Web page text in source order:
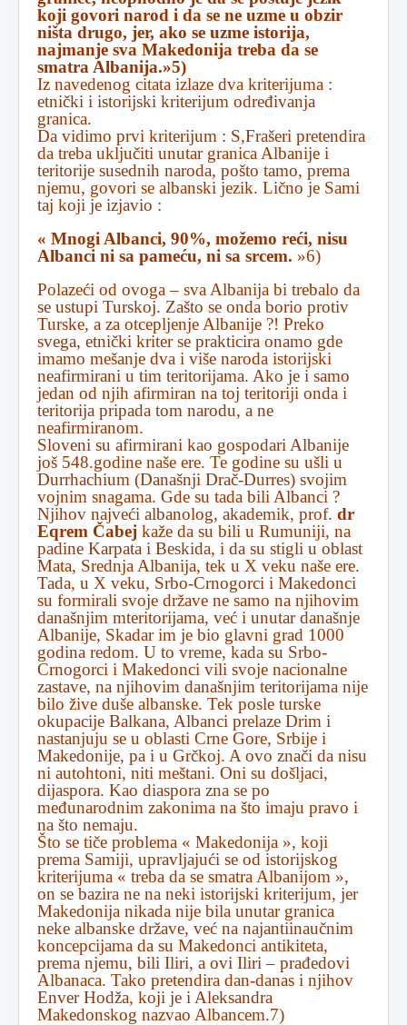
koji govori narod i da se ne uzme u obzir
ništa drugo, jer, ako se uzme istorija,
najmanje sva Makedonija treba da se
smatra Albanija.»5)
Iz navedenog citata izlaze dva kriterijuma :
etnički i istorijski kriterijum određivanja
granica.
Da vidimo prvi kriterijum : S,Frašeri pretendira
da treba uključiti unutar granica Albanije i
teritorije susednih naroda, pošto tamo, prema
njemu, govori se albanski jezik. Lično je Sami
taj koji je izjavio :
« Mnogi Albanci, 90%, možemo reći, nisu
Albanci ni sa pameću, ni sa srcem. »6)
Polazeći od ovoga – sva Albanija bi trebalo da
se ustupi Turskoj. Zašto se onda borio protiv
Turske, a za otcepljenje Albanije ?! Preko
svega, etnički kriter se prakticira onamo gde
imamo mešanje dva i više naroda istorijski
neafirmirani u tim teritorijama. Ako je i samo
jedan od njih afirmiran na toj teritoriji onda i
teritorija pripada tom narodu, a ne
neafirmiranom.
Sloveni su afirmirani kao gospodari Albanije
još 548.godine naše ere. Te godine su ušli u
Durrhachium (Današnji Drač-Durres) svojim
vojnim snagama. Gde su tada bili Albanci ?
Njihov najveći albanolog, akademik, prof. dr
Eqrem Čabej kaže da su bili u Rumuniji, na
padine Karpata i Beskida, i da su stigli u oblast
Mata, Srednja Albanija, tek u X veku naše ere.
Tada, u X veku, Srbo-Crnogorci i Makedonci
su formirali svoje države ne samo na njihovim
današnjim mteritorijama, već i unutar današnje
Albanije, Skadar im je bio glavni grad 1000
godina redom. U to vreme, kada su Srbo-
Crnogorci i Makedonci vili svoje nacionalne
zastave, na njihovim današnjim teritorijama nije
bilo žive duše albanske. Tek posle turske
okupacije Balkana, Albanci prelaze Drim i
nastanjuju se u oblasti Crne Gore, Srbije i
Makedonije, pa i u Grčkoj. A ovo znači da nisu
ni autohtoni, niti meštani. Oni su došljaci,
dijaspora. Kao diaspora zna se po
međunarodnim zakonima na što imaju pravo i
na što nemaju.
Što se tiče problema « Makedonija », koji
prema Samiji, upravljajući se od istorijskog
kriterijuma « treba da se smatra Albanijom »,
on se bazira ne na neki istorijski kriterijum, jer
Makedonija nikada nije bila unutar granica
neke albanske države, već na najantiinaučnim
koncepcijama da su Makedonci antikiteta,
prema njemu, bili Iliri, a ovi Iliri – prađedovi
Albanaca. Tako pretendira dan-danas i njihov
Enver Hodža, koji je i Aleksandra
Makedonskog nazvao Albancem.7)